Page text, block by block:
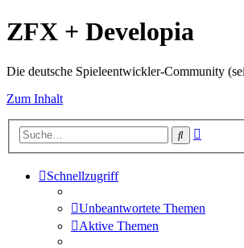
ZFX + Developia
Die deutsche Spieleentwickler-Community
Zum Inhalt
Suche
Schnellzugriff
Unbeantwortete Themen
Aktive Themen